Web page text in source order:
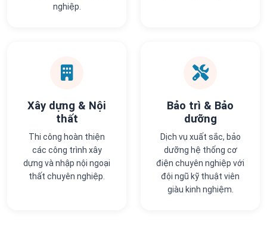
nghiệp.
Xây dựng & Nội
thất
Thi công hoàn thiện
các công trình xây
dựng và nhập nội ngoại
thất chuyên nghiệp.
Bảo trì & Bảo
dưỡng
Dịch vụ xuất sắc, bảo
dưỡng hệ thống cơ
điện chuyên nghiệp với
đội ngũ kỹ thuật viên
giàu kinh nghiệm.